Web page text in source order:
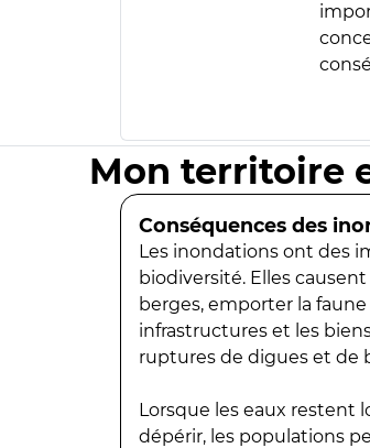
Mon territoire
Conséquences des
Les inondations ont des
biodiversité. Elles
berges, emporter la
infrastructures et les
ruptures de digues et de
Lorsque les eaux restent
dépérir, les populations